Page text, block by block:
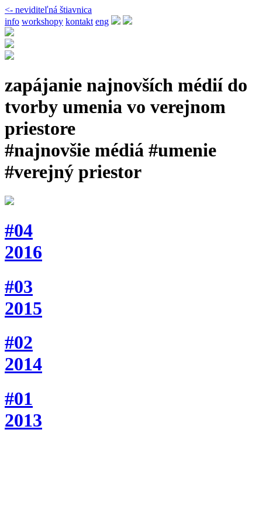
<- neviditeľná štiavnica
info workshopy kontakt eng
zapájanie najnovších médií do
tvorby umenia vo verejnom
priestore
#najnovšie médiá #umenie
#verejný priestor
#04
2016
#03
2015
#02
2014
#01
2013